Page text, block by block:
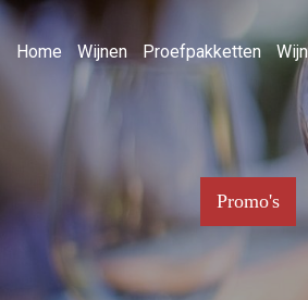
Home Wijnen Proefpakketten
Promo's